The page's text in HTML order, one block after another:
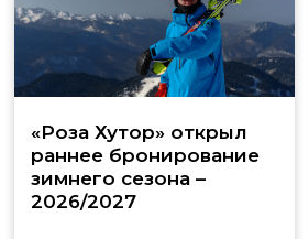
«Роза Хутор» открыл
раннее бронирование
зимнего сезона –
2026/2027